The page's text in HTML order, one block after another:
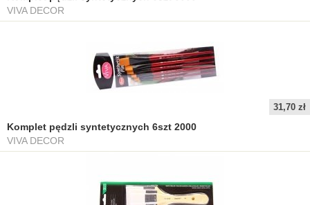
VIVA DECOR
31,70 zł
Komplet pędzli syntetycznych 6szt 2000
VIVA DECOR